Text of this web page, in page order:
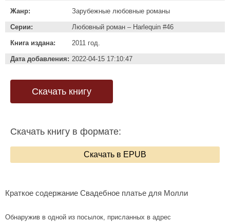
Жанр: Зарубежные любовные романы
Серии: Любовный роман – Harlequin #46
Книга издана: 2011 год.
Дата добавления: 2022-04-15 17:10:47
Скачать книгу
Скачать книгу в формате:
Скачать в EPUB
Краткое содержание Свадебное платье для Молли
Обнаружив в одной из посылок, присланных в адрес